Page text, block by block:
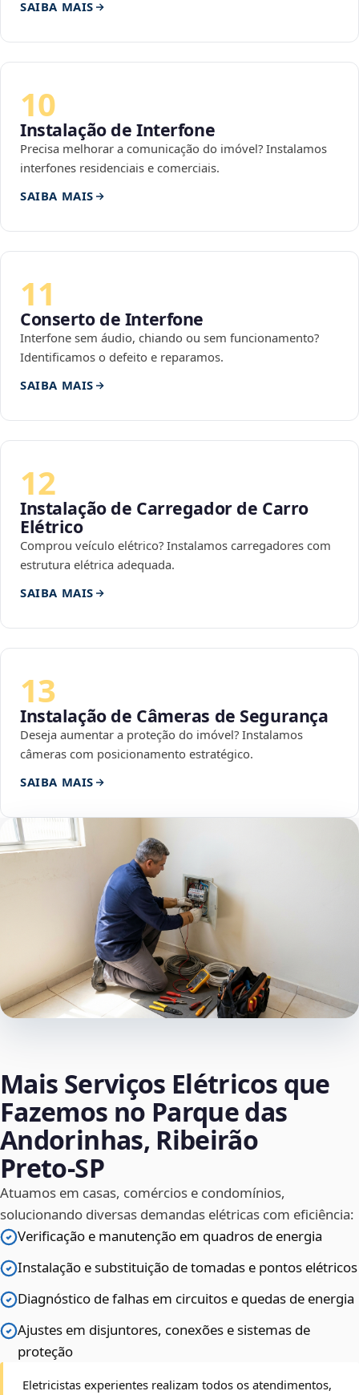
SAIBA MAIS
10
Instalação de Interfone
Precisa melhorar a comunicação do imóvel? Instalamos
interfones residenciais e comerciais.
SAIBA MAIS
11
Conserto de Interfone
Interfone sem áudio, chiando ou sem funcionamento?
Identificamos o defeito e reparamos.
SAIBA MAIS
12
Instalação de Carregador de Carro
Elétrico
Comprou veículo elétrico? Instalamos carregadores com
estrutura elétrica adequada.
SAIBA MAIS
13
Instalação de Câmeras de Segurança
Deseja aumentar a proteção do imóvel? Instalamos
câmeras com posicionamento estratégico.
SAIBA MAIS
Mais Serviços Elétricos que
Fazemos no Parque das
Andorinhas, Ribeirão
Preto‑SP
Atuamos em casas, comércios e condomínios,
solucionando diversas demandas elétricas com eficiência:
Verificação e manutenção em quadros de energia
Instalação e substituição de tomadas e pontos elétricos
Diagnóstico de falhas em circuitos e quedas de energia
Ajustes em disjuntores, conexões e sistemas de
proteção
Eletricistas experientes realizam todos os atendimentos,